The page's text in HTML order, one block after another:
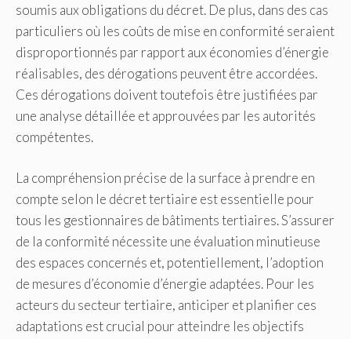
soumis aux obligations du décret. De plus, dans des cas
particuliers où les coûts de mise en conformité seraient
disproportionnés par rapport aux économies d’énergie
réalisables, des dérogations peuvent être accordées.
Ces dérogations doivent toutefois être justifiées par
une analyse détaillée et approuvées par les autorités
compétentes.
La compréhension précise de la surface à prendre en
compte selon le décret tertiaire est essentielle pour
tous les gestionnaires de bâtiments tertiaires. S’assurer
de la conformité nécessite une évaluation minutieuse
des espaces concernés et, potentiellement, l’adoption
de mesures d’économie d’énergie adaptées. Pour les
acteurs du secteur tertiaire, anticiper et planifier ces
adaptations est crucial pour atteindre les objectifs